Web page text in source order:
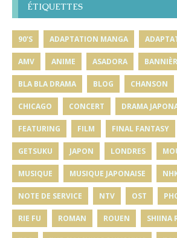
ÉTIQUETTES
90'S ADAPTATION MANGA
AMV ANIME ASADORA
BLA BLA DRAMA BLOG CHANSON
CHICAGO CONCERT DRAMA
FEATURING FILM FINAL FANTASY
GETSUKU JAPON LONDRES
MUSIQUE MUSIQUE JAPONAISE
NOTE DE SERVICE NTV OST
RIE FU ROMAN ROUEN SHIINA